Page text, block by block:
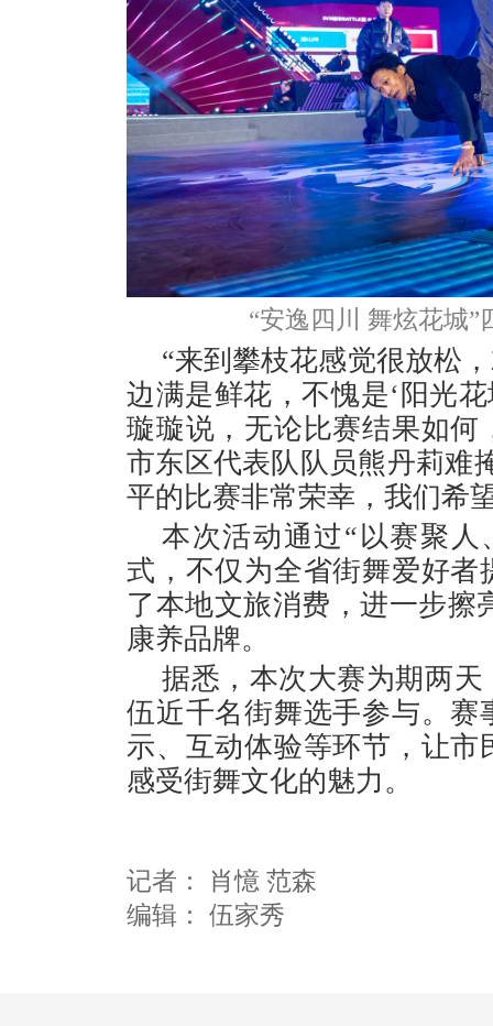
“安逸四川 舞炫花城
“来到攀枝花感觉很放松
边满是鲜花，不愧是‘阳光
璇璇说，无论比赛结果如
市东区代表队队员熊丹莉难
平的比赛非常荣幸，我们希
本次活动通过“以赛聚
式，不仅为全省街舞爱好
了本地文旅消费，进一步擦
康养品牌。
据悉，本次大赛为期两
伍近千名街舞选手参与。
示、互动体验等环节，让
感受街舞文化的魅力。
记者：
肖憶 范森
编辑： 伍家秀